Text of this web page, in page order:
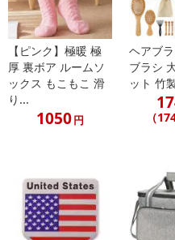
のでご了承ください。
【キャンセルについて】
※お申込み後のキャンセルはお
記載されている内容を必ずご確
にご納得いただきましたうえで
※パッケージ変更や商品リニュ
参考の掲載画像や画像内のバー
また、[新たな加工食品の原料
了により、商品詳細内に記載
合がございます。
あらかじめご了承いただいた
【ピンク】極暖 極
厚 裏ボア ルームソ
ックス もこもこ 滑
り...
1050円
ヘアブ
ブラシ
ット 竹
（